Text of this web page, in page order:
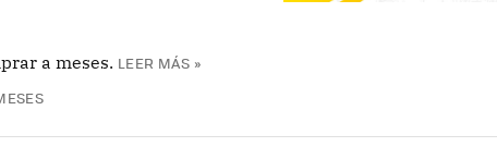
a meses. LEER MÁS »